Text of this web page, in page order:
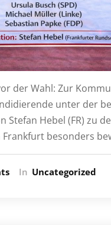
der Wahl: Zur
unter der
Stefan Hebel (FR) zu
besonders
In Uncategorized